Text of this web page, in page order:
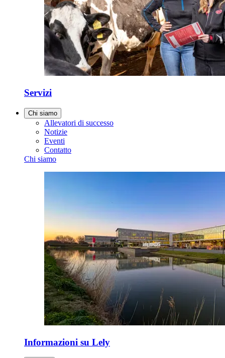
Servizi
Chi siamo
Allevatori di successo
Notizie
Eventi
Contatto
Chi siamo
Informazioni su Lely